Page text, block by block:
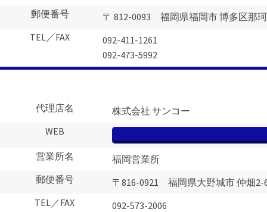
郵便番号
〒 812-0093 福岡県福岡市 博多区那
TEL／FAX
092-411-1261
092-473-5992
代理店名
株式会社 サンコー
WEB
営業所名
福岡営業所
郵便番号
〒816-0921 福岡県大野城市 仲畑2-
TEL／FAX
092-573-2006